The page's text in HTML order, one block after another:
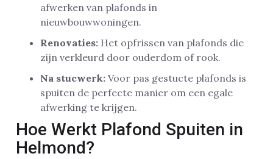
afwerken van plafonds in
nieuwbouwwoningen.
Renovaties: Het opfrissen van plafonds die
zijn verkleurd door ouderdom of rook.
Na stucwerk: Voor pas gestucte plafonds is
spuiten de perfecte manier om een egale
afwerking te krijgen.
Hoe Werkt Plafond Spuiten in
Helmond?